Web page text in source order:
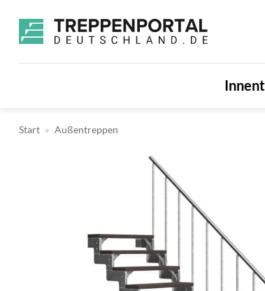
Inhalt
springen
Start » Außentreppen